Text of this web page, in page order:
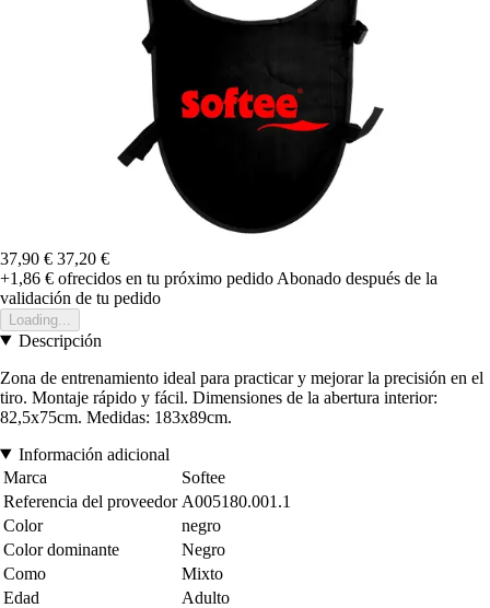
37,90 € 37,20 €
+1,86 € ofrecidos en tu próximo pedido Abonado después de la
validación de tu pedido
Loading...
Descripción
Zona de entrenamiento ideal para practicar y mejorar la precisión en el
tiro. Montaje rápido y fácil. Dimensiones de la abertura interior:
82,5x75cm. Medidas: 183x89cm.
Información adicional
Marca
Softee
Referencia del proveedor A005180.001.1
Color
negro
Color dominante
Negro
Como
Mixto
Edad
Adulto